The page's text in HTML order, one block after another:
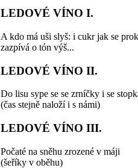
LEDOVÉ VÍNO I.
A kdo má uši slyš: i cukr jak se
zazpívá o tón výš...
LEDOVÉ VÍNO II.
Do lisu sype se se zrníčky i se
(čas stejně naloží i s námi)
LEDOVÉ VÍNO III.
Počaté na sněhu zrozené v máji
(šeříky v oběhu)